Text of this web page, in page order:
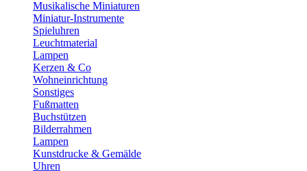
Musikalische Miniaturen
Miniatur-Instrumente
Spieluhren
Leuchtmaterial
Lampen
Kerzen & Co
Wohneinrichtung
Sonstiges
Fußmatten
Buchstützen
Bilderrahmen
Lampen
Kunstdrucke & Gemälde
Uhren